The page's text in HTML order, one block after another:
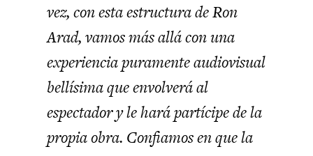
vez, con esta estructura de Ron
Arad, vamos más allá con una
experiencia puramente audiovisual
bellísima que envolverá al
espectador y le hará partícipe de la
propia obra. Confiamos en que la